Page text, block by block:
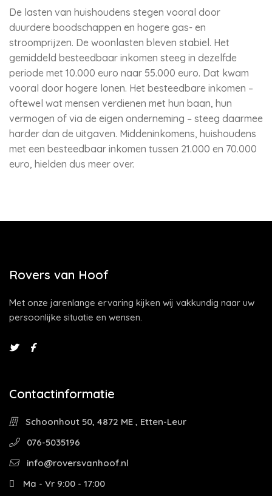
De lasten van huishoudens stegen vooral door
duurdere boodschappen en hogere gas- en
stroomprijzen. De woonlasten bleven stabiel. Het
gemiddeld besteedbaar inkomen steeg in dezelfde
periode met 10.000 euro naar 55.000 euro. Dat kwam
vooral door hogere lonen. Het besteedbare inkomen –
oftewel wat mensen verdienen met hun baan, hun
vermogen of via de eigen onderneming – steeg daarmee
harder dan de uitgaven. Middeninkomens, huishoudens
met een besteedbaar inkomen tussen 21.000 en 70.000
euro, hielden dus meer over.
Rovers van Hoof
Met onze jarenlange ervaring kijken wij vakkundig naar uw
persoonlijke situatie en wensen.
Contactinformatie
Schoonhout 50, 4872 ME , Etten-Leur
076-5035196
info@roversvanhoof.nl
Ma - Vr 9:00 - 17:00